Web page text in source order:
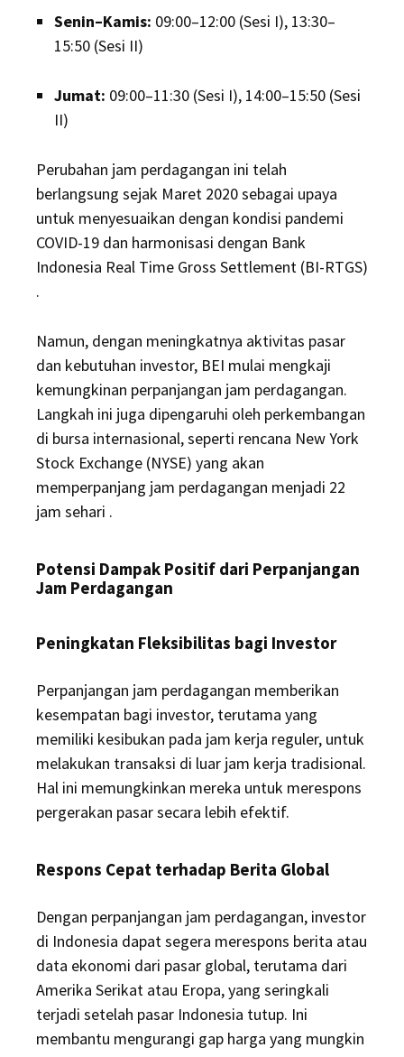
Senin–Kamis: 09:00–12:00 (Sesi I), 13:30–
15:50 (Sesi II)
Jumat: 09:00–11:30 (Sesi I), 14:00–15:50 (Sesi
II)
Perubahan jam perdagangan ini telah
berlangsung sejak Maret 2020 sebagai upaya
untuk menyesuaikan dengan kondisi pandemi
COVID-19 dan harmonisasi dengan Bank
Indonesia Real Time Gross Settlement (BI-RTGS)
.
Namun, dengan meningkatnya aktivitas pasar
dan kebutuhan investor, BEI mulai mengkaji
kemungkinan perpanjangan jam perdagangan.
Langkah ini juga dipengaruhi oleh perkembangan
di bursa internasional, seperti rencana New York
Stock Exchange (NYSE) yang akan
memperpanjang jam perdagangan menjadi 22
jam sehari .
Potensi Dampak Positif dari Perpanjangan
Jam Perdagangan
Peningkatan Fleksibilitas bagi Investor
Perpanjangan jam perdagangan memberikan
kesempatan bagi investor, terutama yang
memiliki kesibukan pada jam kerja reguler, untuk
melakukan transaksi di luar jam kerja tradisional.
Hal ini memungkinkan mereka untuk merespons
pergerakan pasar secara lebih efektif.
Respons Cepat terhadap Berita Global
Dengan perpanjangan jam perdagangan, investor
di Indonesia dapat segera merespons berita atau
data ekonomi dari pasar global, terutama dari
Amerika Serikat atau Eropa, yang seringkali
terjadi setelah pasar Indonesia tutup. Ini
membantu mengurangi gap harga yang mungkin